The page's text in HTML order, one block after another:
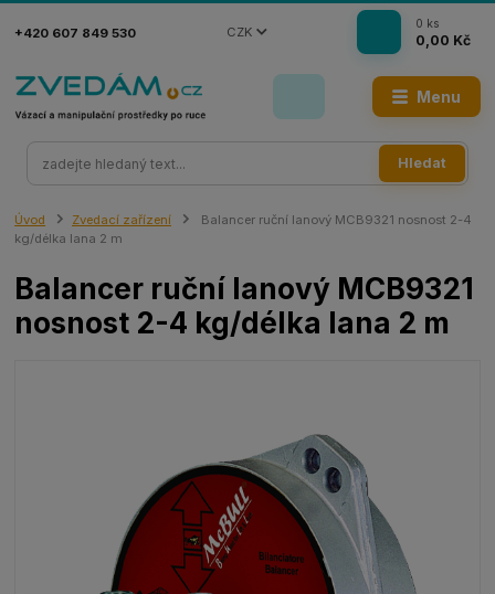
Menu
CZK
Hledat
+420 607 849 530
0 ks
0,00 Kč
Úvod Zvedací zařízení
Balancer ruční lanový MCB9321 nosnost 2-4
kg/délka lana 2 m
Balancer ruční lanový MCB9321
nosnost 2-4 kg/délka lana 2 m